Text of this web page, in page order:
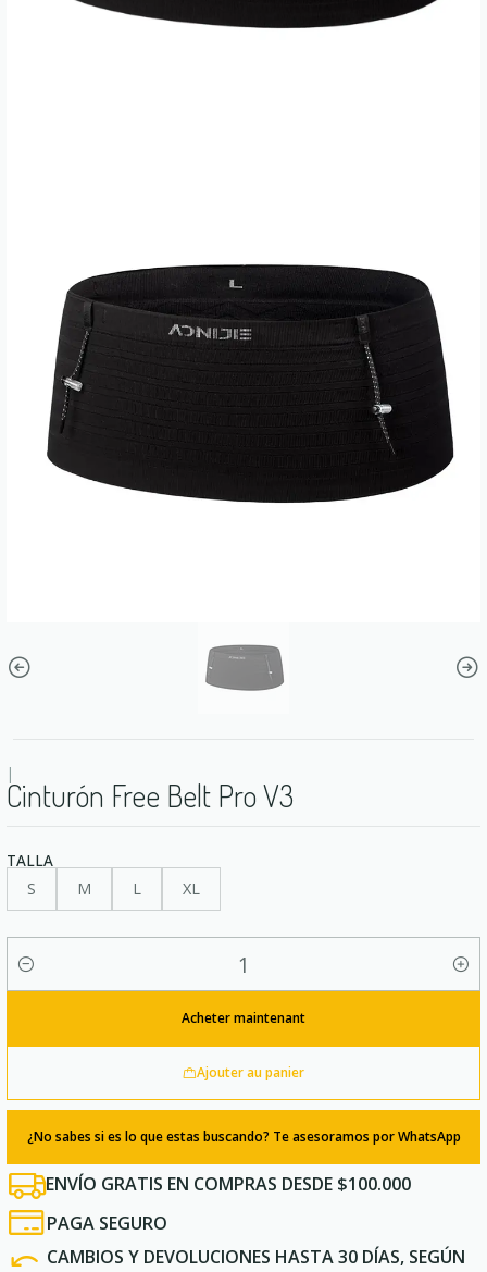
|
Cinturón Free Belt Pro V3
TALLA
S
M L XL
Quantité
Ajouter au panier
Acheter maintenant
¿No sabes si es lo que estas buscando? Te asesoramos por WhatsApp
ENVÍO GRATIS EN COMPRAS DESDE $100.000
PAGA SEGURO
CAMBIOS Y DEVOLUCIONES HASTA 30 DÍAS, SEGÚN